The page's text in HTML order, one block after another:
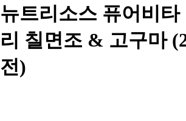
뉴트리소스 퓨어비타
리 칠면조 & 고구마
전)